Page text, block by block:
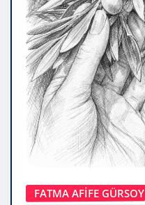
FATMA AFİFE GÜRSOY